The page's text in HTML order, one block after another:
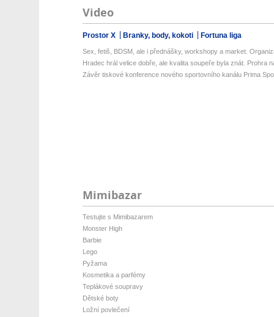
Video
Prostor X Branky, body, kokoti Fortuna liga
Sex, fetiš, BDSM, ale i přednášky, workshopy a market.
Hradec hrál velice dobře, ale kvalita soupeře byla znát. Prohra
Závěr tiskové konference nového sportovního kanálu Prima
Mimibazar
Testujte s Mimibazarem
Monster High
Barbie
Lego
Pyžama
Kosmetika a parfémy
Teplákové soupravy
Dětské boty
Ložní povlečení